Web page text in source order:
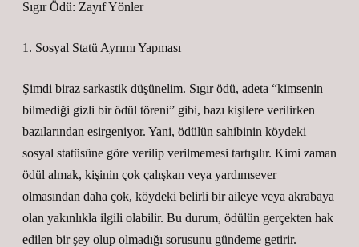
Sıgır Ödü: Zayıf Yönler
1. Sosyal Statü Ayrımı Yapması
Şimdi biraz sarkastik düşünelim. Sıgır ödü, adeta “kimsenin
bilmediği gizli bir ödül töreni” gibi, bazı kişilere verilirken
bazılarından esirgeniyor. Yani, ödülün sahibinin köydeki
sosyal statüsüne göre verilip verilmemesi tartışılır. Kimi zaman
ödül almak, kişinin çok çalışkan veya yardımsever
olmasından daha çok, köydeki belirli bir aileye veya akrabaya
olan yakınlıkla ilgili olabilir. Bu durum, ödülün gerçekten hak
edilen bir şey olup olmadığı sorusunu gündeme getirir.